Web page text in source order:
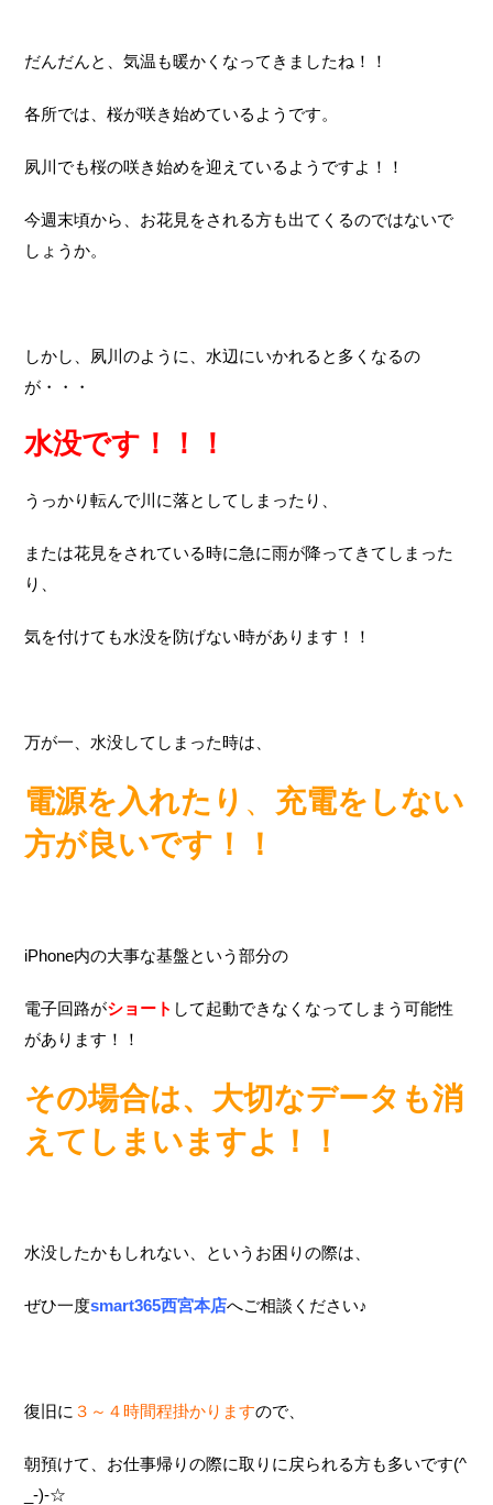
だんだんと、気温も暖かくなってきましたね！！
各所では、桜が咲き始めているようです。
夙川でも桜の咲き始めを迎えているようですよ！！
今週末頃から、お花見をされる方も出てくるのではないで
しょうか。
しかし、夙川のように、水辺にいかれると多くなるの
が・・・
水没です！！！
うっかり転んで川に落としてしまったり、
または花見をされている時に急に雨が降ってきてしまった
り、
気を付けても水没を防げない時があります！！
万が一、水没してしまった時は、
電源を入れたり 、 充電をしない
方が良いです！！
iPhone内の大事な基盤という部分の
電子回路がショート して起動できなくなってしまう可能性
があります！！
その場合は、大切なデータも消
えてしまいますよ！！
水没したかもしれない、というお困りの際は、
ぜひ一度smart365西宮本店へご相談ください♪
復旧に ３～４時間程掛かりますので、
朝預けて、お仕事帰りの際に取りに戻られる方も多いです(^
_-)-☆